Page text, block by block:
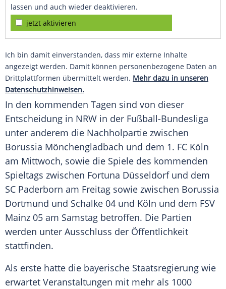
lassen und auch wieder deaktivieren.
jetzt aktivieren
Ich bin damit einverstanden, dass mir externe Inhalte
angezeigt werden. Damit können personenbezogene Daten an
Drittplattformen übermittelt werden. Mehr dazu in unseren
Datenschutzhinweisen.
In den kommenden Tagen sind von dieser
Entscheidung in NRW in der Fußball-Bundesliga
unter anderem die Nachholpartie zwischen
Borussia Mönchengladbach und dem 1. FC Köln
am Mittwoch, sowie die Spiele des kommenden
Spieltags zwischen Fortuna Düsseldorfund dem
SC Paderborn am Freitag sowie zwischen Borussia
Dortmund und Schalke 04 und Köln und dem FSV
Mainz 05 am Samstag betroffen. Die Partien
werden unter Ausschluss der Öffentlichkeit
stattfinden.
Als erste hatte die bayerische Staatsregierung wie
erwartet Veranstaltungen mit mehr als 1000